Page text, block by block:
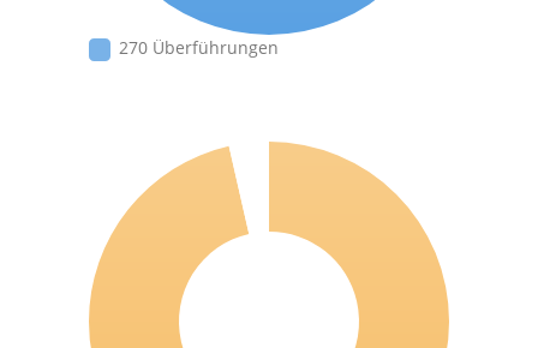
270 Überführungen